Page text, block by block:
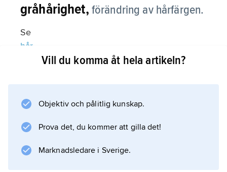
gråhårighet, förändring av hårfärgen.
Se
hår
Information om artikeln
Vill du komma åt hela artikeln?
Objektiv och pålitlig kunskap.
Prova det, du kommer att gilla det!
Marknadsledare i Sverige.